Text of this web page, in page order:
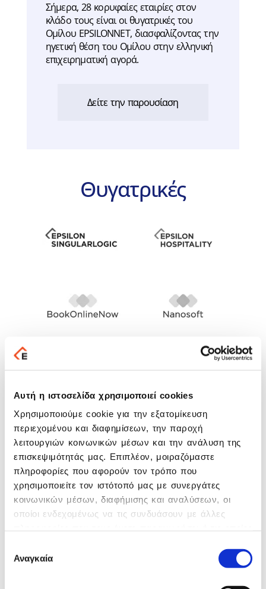
Αυτή η ιστοσελίδα χρησιμοποιεί cookies
Χρησιμοποιούμε cookie για την εξατομίκευση
περιεχομένου και διαφημίσεων, την παροχή
λειτουργιών κοινωνικών μέσων και την ανάλυση της
επισκεψιμότητάς μας. Επιπλέον, μοιραζόμαστε
πληροφορίες που αφορούν τον τρόπο που
χρησιμοποιείτε τον ιστότοπό μας με συνεργάτες
κοινωνικών μέσων, διαφήμισης και αναλύσεων, οι
οποίοι ενδεχομένως να τις συνδυάσουν με άλλες
χρήση των υπηρεσιών τους.
συγκατάθεσης
Αναγκαία
Σήμερα, 28 κορυφαίες εταιρίες στον
κλάδο τους είναι οι θυγατρικές του
Ομίλου EPSILONNET, διασφαλίζοντας την
ηγετική θέση του Ομίλου στην ελληνική
επιχειρηματική αγορά.
Δείτε την παρουσίαση
Θυγατρικές